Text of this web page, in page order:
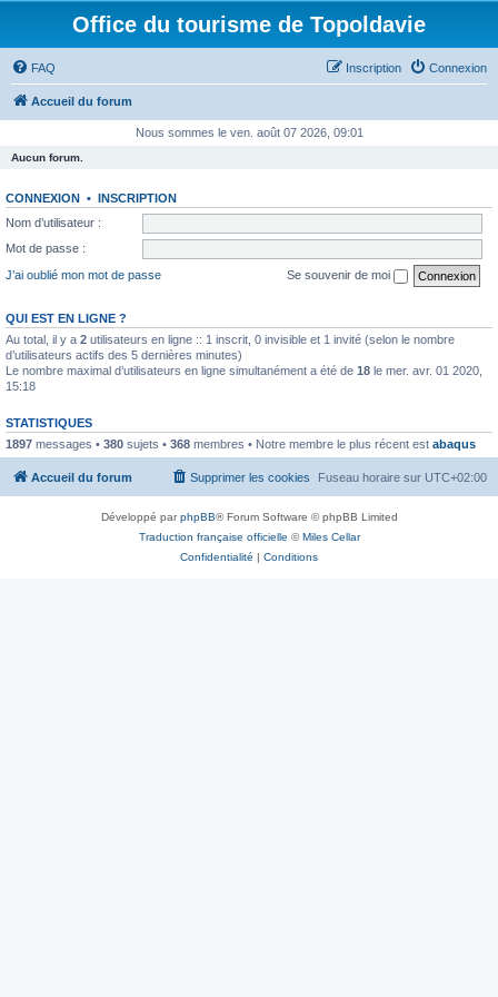
Office du tourisme de Topoldavie
FAQ Connexion
Inscription
Accueil du forum
Nous sommes le ven. août 07 2026, 09:01
Aucun forum.
CONNEXION • INSCRIPTION
Nom d’utilisateur :
Mot de passe :
J’ai oublié mon mot de passe
Se souvenir de moi
QUI EST EN LIGNE ?
Au total, il y a 2 utilisateurs en ligne :: 1 inscrit, 0 invisible et 1 invité (selon le nombre
d’utilisateurs actifs des 5 dernières minutes)
Le nombre maximal d’utilisateurs en ligne simultanément a été de 18 le mer. avr. 01 2020,
15:18
STATISTIQUES
1897 messages • 380 sujets • 368 membres • Notre membre le plus récent est abaqus
Accueil du forum Fuseau horaire sur UTC+02:00
Supprimer les cookies
Développé parphpBB® Forum Software © phpBB Limited
Traduction française officielle ©Miles Cellar
Confidentialité | Conditions